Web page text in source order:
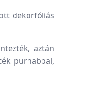
dekorfóliás
aztán
purhabbal,